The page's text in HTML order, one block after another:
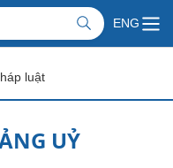
ENG
luật
UỶ